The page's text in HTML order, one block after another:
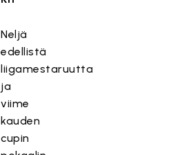
Neljä
edellistä
liigamestaruutta
ja
viime
kauden
cupin